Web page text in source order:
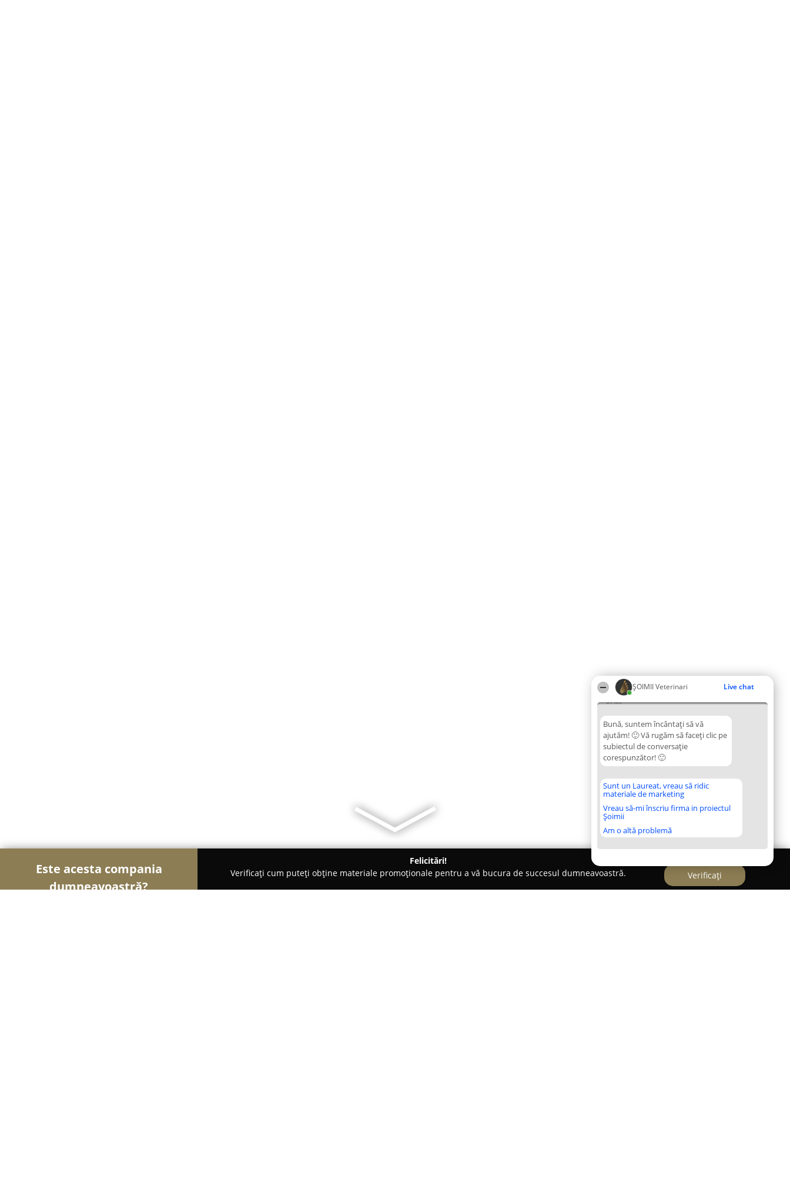
ȘOIMII Veterinari Live chat
07:49
Bună, suntem încântați să vă
ajutăm! 🙂 Vă rugăm să faceți clic pe
subiectul de conversație
corespunzător! 🙂
Sunt un Laureat, vreau să ridic
materiale de marketing
Vreau să-mi înscriu firma in proiectul
Șoimii
Am o altă problemă
Este acesta compania
dumneavoastră?
Felicitări!
Verificați cum puteți obține materiale promoționale pentru a vă bucura de succesul dumneavoastră.
Verificați